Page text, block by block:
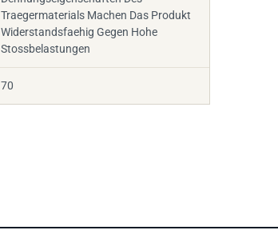
Traegermaterials Machen Das Produkt
Widerstandsfaehig Gegen Hohe
Stossbelastungen
70